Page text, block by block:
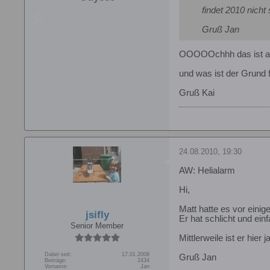
findet 2010 nicht
Gruß Jan
OOOOOchhh das ist
und was ist der Grund
Gruß Kai
jsifly
Senior Member
Dabei seit:
17.01.2008
Beiträge:
2434
Vorname:
Jan
24.08.2010, 19:30
AW: Helialarm
Hi,
Matt hatte es vor
Er hat schlicht und
Mittlerweile ist er hier
Gruß Jan